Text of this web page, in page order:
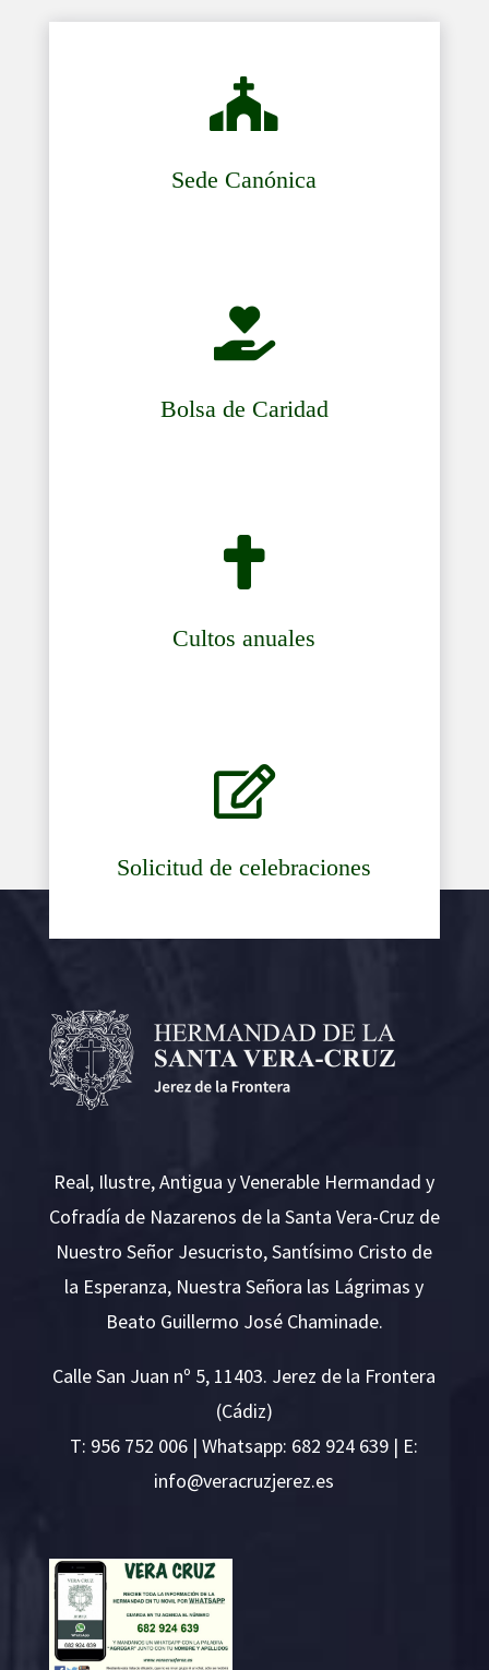

Sede Canónica

Bolsa de Caridad

Cultos anuales

Solicitud de celebraciones
Real, Ilustre, Antigua y Venerable Hermandad y
Cofradía de Nazarenos de la Santa Vera-Cruz de
Nuestro Señor Jesucristo, Santísimo Cristo de
la Esperanza, Nuestra Señora las Lágrimas y
Beato Guillermo José Chaminade.
Calle San Juan nº 5, 11403. Jerez de la Frontera
(Cádiz)
T: 956 752 006 | Whatsapp: 682 924 639 | E:
se.ze
rejzu
rcare
v@ofn
i